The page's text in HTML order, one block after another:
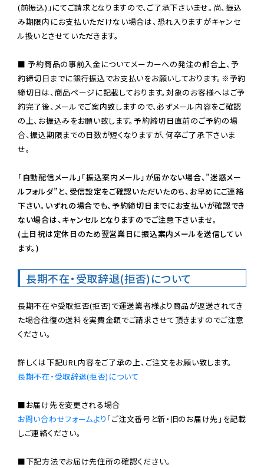
(前振込)」にてご請求となりますので、ご了承下さいませ。尚、振込
み期限内にお支払いただけない場合は、恐れ入りますがキャンセ
ル扱いとさせていただきます。
■ 予約商品の事前入金についてメーカーへの発注の都合上、予
約締切日までに銀行振込でお支払いをお願いしております。※予約
締切日は、商品ページに記載しております。対象のお客様へはご予
約完了後、メールでご案内致しますので、必ずメール内容をご確認
の上、お振込みをお願い致します。予約締切日直前のご予約の場
合、振込期限までの日数が短くなりますが、何卒ご了承下さいま
せ。
「自動配信メール」「振込案内メール」が届かない場合、”迷惑メー
ルフォルダ”と、受信設定をご確認いただいたのち、お早めにご連絡
下さい。いずれの場合でも、予約締切日までにお支払いが確認でき
ない場合は、キャンセルとなりますのでご注意下さいませ。
(土日祝は定休日のため翌営業日に振込案内メールを送信してい
ます。)
長期不在・受取辞退(拒否)について
長期不在や受取拒否(拒否)で運送業者様より商品が返送されてき
た場合往復の送料を実費金額でご請求させて頂きますのでご注意
ください。
長期不在・受取辞退(拒否)について
お問い合わせフォームより 「ご注文番号と新・旧のお届け先」を記載
しご連絡ください。
■下記方法でお届け先住所の確認ください。